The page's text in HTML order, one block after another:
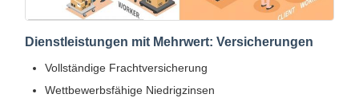
Dienstleistungen mit Mehrwert: Versicherungen
Vollständige Frachtversicherung
Wettbewerbsfähige Niedrigzinsen